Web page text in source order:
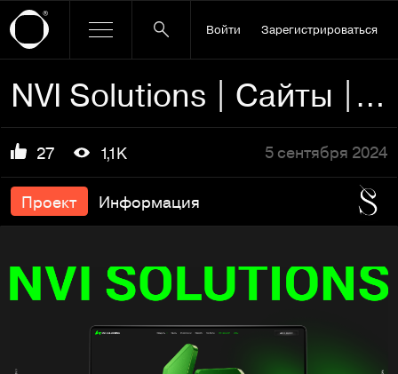
Войти Зарегистрироваться
NVI Solutions | Сайты | Брендинг | UI/UX
27 1,1K 5 сентября 2024
Проект Информация